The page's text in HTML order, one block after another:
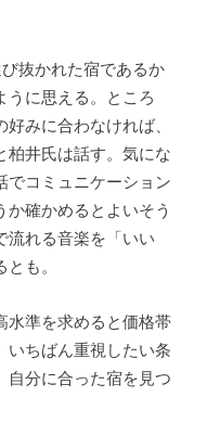
抜かれた宿であるか
うに思える。ところ
みに合わなければ、
柏井氏は話す。気にな
でコミュニケーション
か確かめるとよいそう
流れる音楽を「いい
も。
水準を求めると価格帯
いちばん重視したい条
自分に合った宿を見つ